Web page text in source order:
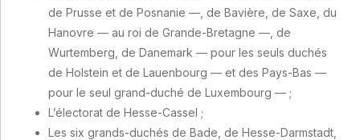
de Prusse et de Posnanie —, de Bavière, de Saxe, du
Hanovre — au roi de Grande-Bretagne —, de
Wurtemberg, de Danemark — pour les seuls duchés
de Holstein et de Lauenbourg — et des Pays-Bas —
pour le seul grand-duché de Luxembourg — ;
L’électorat de Hesse-Cassel ;
Les six grands-duchés de Bade, de Hesse-Darmstadt,